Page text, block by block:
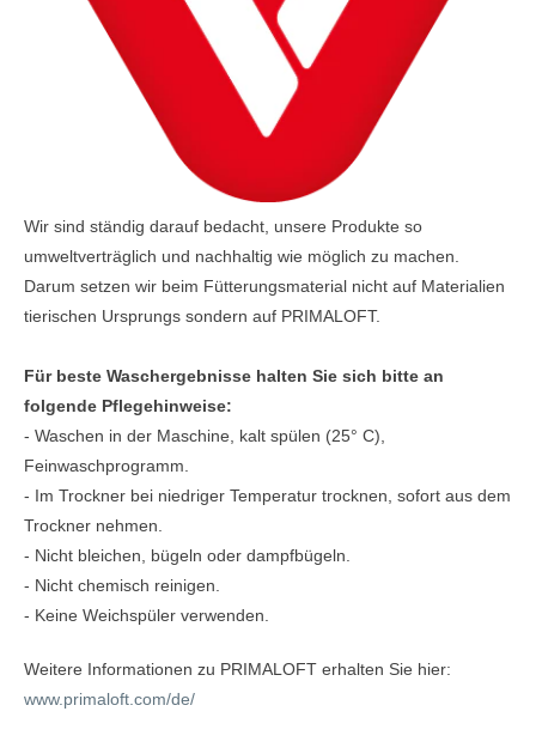
Wir sind ständig darauf bedacht, unsere Produkte so
umweltverträglich und nachhaltig wie möglich zu machen.
Darum setzen wir beim Fütterungsmaterial nicht auf Materialien
tierischen Ursprungs sondern auf PRIMALOFT.
Für beste Waschergebnisse halten Sie sich bitte an
folgende Pflegehinweise:
- Waschen in der Maschine, kalt spülen (25° C),
Feinwaschprogramm.
- Im Trockner bei niedriger Temperatur trocknen, sofort aus dem
Trockner nehmen.
- Nicht bleichen, bügeln oder dampfbügeln.
- Nicht chemisch reinigen.
- Keine Weichspüler verwenden.
Weitere Informationen zu PRIMALOFT erhalten Sie hier:
www.primaloft.com/de/